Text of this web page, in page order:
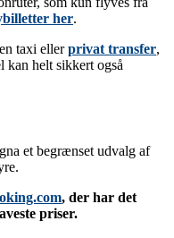
her.
taxi ellerprivat transfer,
kan helt sikkert også
et begrænset udvalg af
, der har det
priser.